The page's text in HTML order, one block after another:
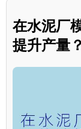
在水泥厂
提升产量